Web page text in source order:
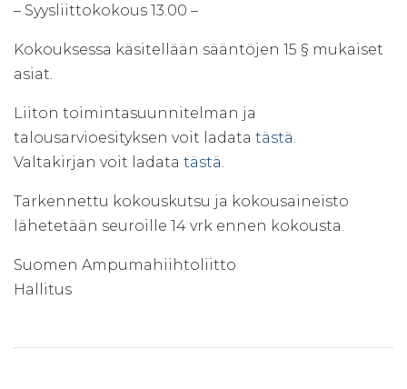
– Syysliittokokous 13.00 –
Kokouksessa käsitellään sääntöjen 15 § mukaiset
asiat.
Liiton toimintasuunnitelman ja
talousarvioesityksen voit ladata tästä
Valtakirjan voit ladata tästä
Tarkennettu kokouskutsu ja kokousaineisto
lähetetään seuroille 14 vrk ennen kokousta.
Suomen Ampumahiihtoliitto
Hallitus